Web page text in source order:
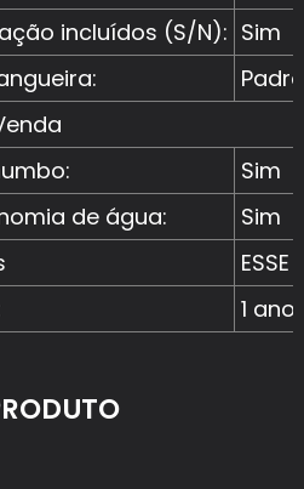
incluídos (S/N): Sim
Sim
de água:
Sim
ESSE
1 ano